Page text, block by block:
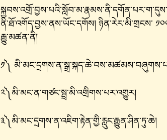
ནི་ཐོ་འགོད་བྱས་ནས་ཡོང་དགོས། ཉིན་རེར་མི་གྲངས་
རྒྱུ་མཚན་ནི།
༡༽
༢༽མི་མང་ན་གཙང་སྦྲ་མི་འགྲིགས་པར་འགྱུར།
༣༽མི་མང་དྲགས་ན་འཇིག་རྟེན་གྱི་རླུང་རྒྱུན་ཤིན་ཏུ་ཆེ།